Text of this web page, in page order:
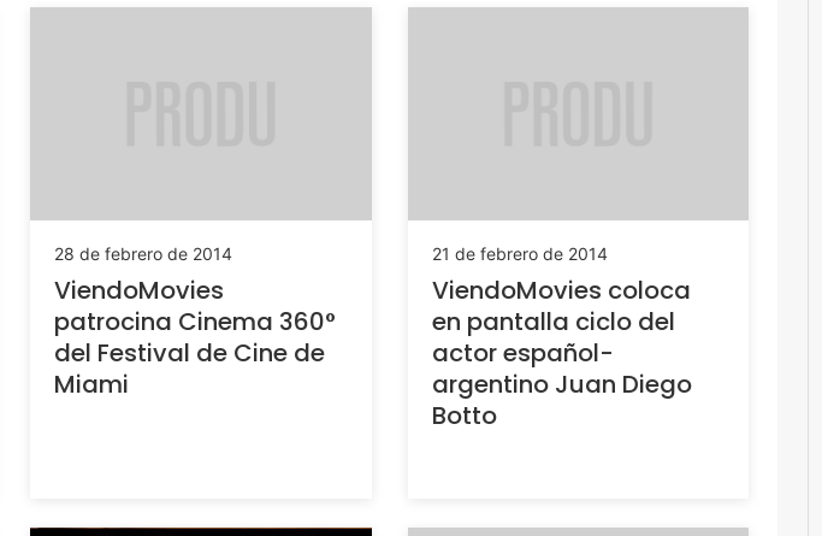
28 de febrero de 2014
ViendoMovies
patrocina Cinema 360°
del Festival de Cine de
Miami
21 de febrero de 2014
ViendoMovies coloca
en pantalla ciclo del
actor español-
argentino Juan Diego
Botto